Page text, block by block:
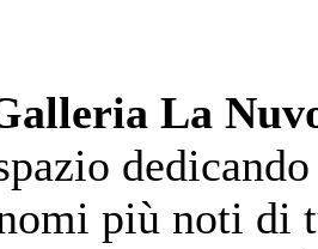
La
più noti di